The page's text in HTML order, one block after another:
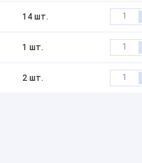
14 шт.
1 шт.
2 шт.